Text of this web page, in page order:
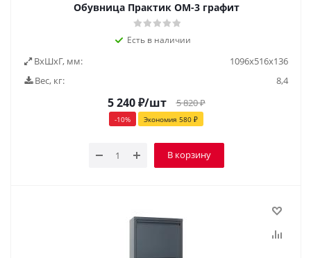
Обувница Практик ОМ-3 графит
Есть в наличии
ВxШxГ, мм:
1096x516x136
Вес, кг:
8,4
5 240₽/шт 5 820₽
-10% Экономия 580 ₽
В корзину